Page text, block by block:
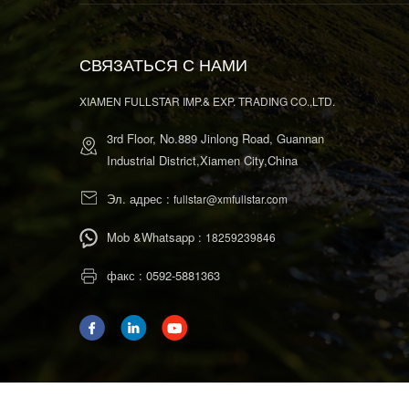
СВЯЗАТЬСЯ С НАМИ
XIAMEN FULLSTAR IMP.& EXP. TRADING CO.,LTD.
3rd Floor, No.889 Jinlong Road, Guannan
Industrial District,Xiamen City,China
Эл. адрес : fullstar@xmfullstar.com
Mob &Whatsapp : 18259239846
факс : 0592-5881363